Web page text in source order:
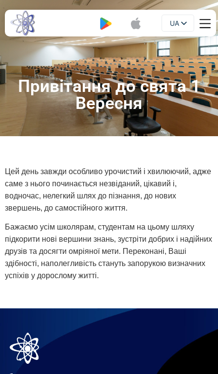
UA
EN
Привітання до свята 1
Вересня
Цей день завжди особливо урочистий і хвилюючий, адже
саме з нього починається незвіданий, цікавий і,
водночас, нелегкий шлях до пізнання, до нових
звершень, до самостійного життя.
Бажаємо усім школярам, студентам на цьому шляху
підкорити нові вершини знань, зустріти добрих і надійних
друзів та досягти омріяної мети. Переконані, Ваші
здібності, наполегливість стануть запорукою визначних
успіхів у дорослому житті.